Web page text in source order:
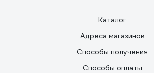
Каталог
Адреса магазинов
Способы получения
Способы оплаты